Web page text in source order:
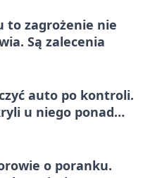
to zagrożenie nie
Są zalecenia
auto po kontroli.
u niego ponad
o poranku.